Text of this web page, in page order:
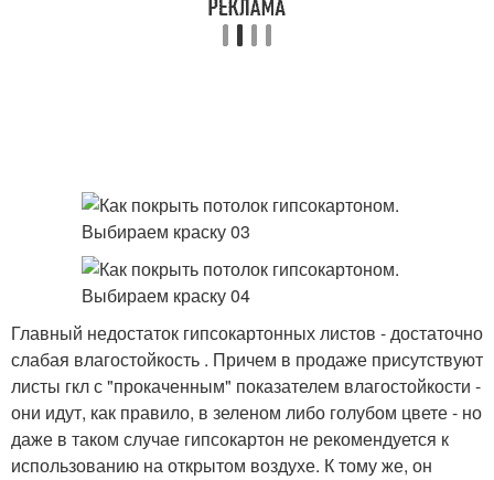
Главный недостаток гипсокартонных листов - достаточно
слабая влагостойкость . Причем в продаже присутствуют
листы гкл с "прокаченным" показателем влагостойкости -
они идут, как правило, в зеленом либо голубом цвете - но
даже в таком случае гипсокартон не рекомендуется к
использованию на открытом воздухе. К тому же, он